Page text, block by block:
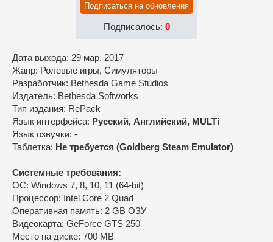
Подписаться на обновления
Подписалось: 0
Дата выхода: 29 мар. 2017
Жанр: Ролевые игры, Симуляторы
Разработчик: Bethesda Game Studios
Издатель: Bethesda Softworks
Тип издания: RePack
Язык интерфейса: Русский, Английский, MULTi
Язык озвучки: -
Таблетка: Не требуется (Goldberg Steam Emulator)
Системные требования:
ОС: Windows 7, 8, 10, 11 (64-bit)
Процессор: Intel Core 2 Quad
Оперативная память: 2 GB ОЗУ
Видеокарта: GeForce GTS 250
Место на диске: 700 MB